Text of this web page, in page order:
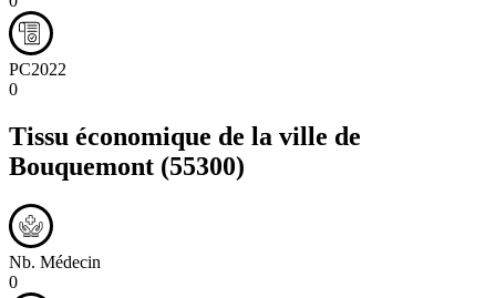
PC2022
0
Tissu économique de la ville de
Bouquemont (55300)
Nb. Médecin
0